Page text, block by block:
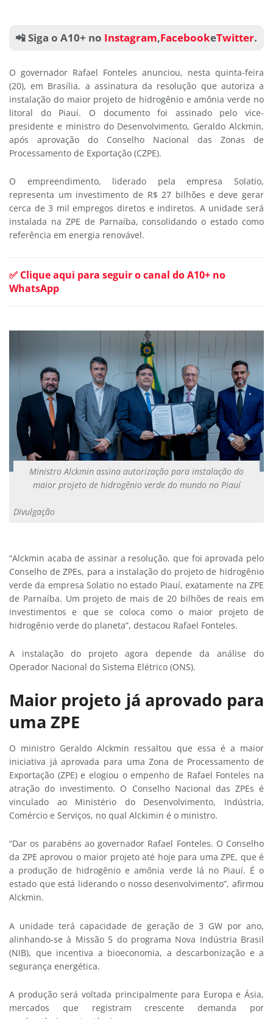
📲 Siga o A10+ no Instagram,FacebookeTwitter.
O governador Rafael Fonteles anunciou, nesta quinta-feira
(20), em Brasília, a assinatura da resolução que autoriza a
instalação do maior projeto de hidrogênio e amônia verde no
litoral do Piauí. O documento foi assinado pelo vice-
presidente e ministro do Desenvolvimento, Geraldo Alckmin,
após aprovação do Conselho Nacional das Zonas de
Processamento de Exportação (CZPE).
O empreendimento, liderado pela empresa Solatio,
representa um investimento de R$ 27 bilhões e deve gerar
cerca de 3 mil empregos diretos e indiretos. A unidade será
instalada na ZPE de Parnaíba, consolidando o estado como
referência em energia renovável.
✅ Clique aqui para seguir o canal do A10+ no
WhatsApp
Ministro Alckmin assina autorização para instalação do
maior projeto de hidrogênio verde do mundo no Piauí
Divulgação
“Alckmin acaba de assinar a resolução, que foi aprovada pelo
Conselho de ZPEs, para a instalação do projeto de hidrogênio
verde da empresa Solatio no estado Piauí, exatamente na ZPE
de Parnaíba. Um projeto de mais de 20 bilhões de reais em
investimentos e que se coloca como o maior projeto de
hidrogênio verde do planeta”, destacou Rafael Fonteles.
A instalação do projeto agora depende da análise do
Operador Nacional do Sistema Elétrico (ONS).
Maior projeto já aprovado para
uma ZPE
O ministro Geraldo Alckmin ressaltou que essa é a maior
iniciativa já aprovada para uma Zona de Processamento de
Exportação (ZPE) e elogiou o empenho de Rafael Fonteles na
atração do investimento. O Conselho Nacional das ZPEs é
vinculado ao Ministério do Desenvolvimento, Indústria,
Comércio e Serviços, no qual Alckimin é o ministro.
“Dar os parabéns ao governador Rafael Fonteles. O Conselho
da ZPE aprovou o maior projeto até hoje para uma ZPE, que é
a produção de hidrogênio e amônia verde lá no Piauí. É o
estado que está liderando o nosso desenvolvimento”, afirmou
Alckmin.
A unidade terá capacidade de geração de 3 GW por ano,
alinhando-se à Missão 5 do programa Nova Indústria Brasil
(NIB), que incentiva a bioeconomia, a descarbonização e a
segurança energética.
A produção será voltada principalmente para Europa e Ásia,
mercados que registram crescente demanda por